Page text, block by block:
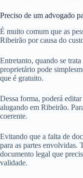
Preciso de um advogado
É muito comum que as
Ribeirão por causa do
Entretanto, quando se
proprietário pode
que é gratuito.
Dessa forma, poderá
alugando em Ribeirão.
coerente.
Evitando que a falta de
para as partes envolvidas.
documento legal que
validade.